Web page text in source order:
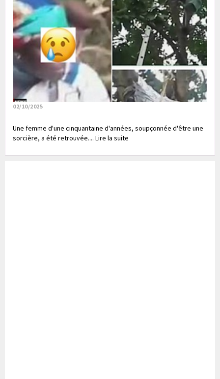
02/10/2025
Une femme d'une cinquantaine d'années, soupçonnée d'être une
sorcière, a été retrouvée.... Lire la suite